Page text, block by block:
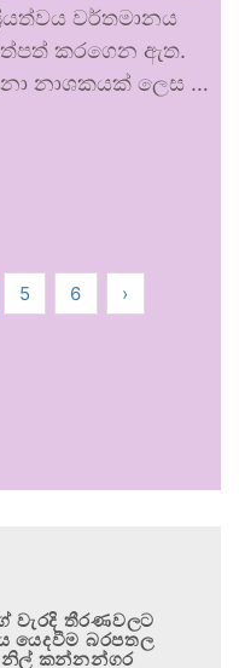
වර්තමානය
කරගෙන ඇත.
නාශකයක් ලෙස …
5 6
›
වැරදි තීරණවලට
යෙදවීම බරපතල
කන්නන්ගර